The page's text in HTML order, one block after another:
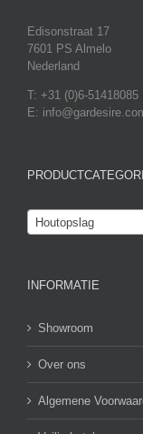
Edisonstraat 17
7601 PS Almelo
Nederland
T: +31 (0)6-51418085
E:
Houtopslag
INFORMATIE
Showroom
Over ons
Algemene